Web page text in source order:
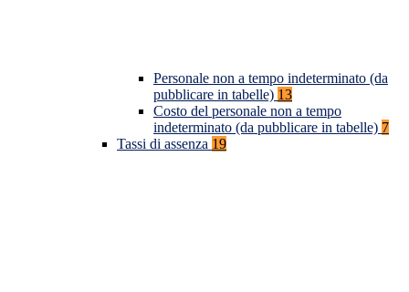
Personale non a tempo indeterminato (da
pubblicare in tabelle) 13
Costo del personale non a tempo
indeterminato (da pubblicare in tabelle) 7
Tassi di assenza 19